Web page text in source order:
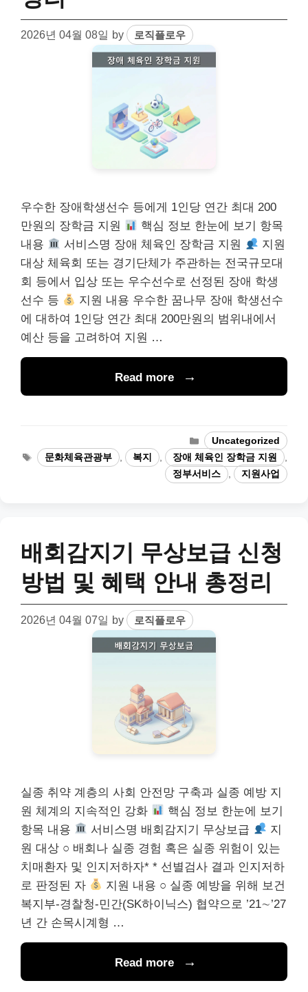
2026년 04월 08일 by 로직플로우
우수한 장애학생선수 등에게 1인당 연간 최대 200
만원의 장학금 지원
핵심 정보 한눈에 보기 항목
내용
서비스명 장애 체육인 장학금 지원
지원
대상 체육회 또는 경기단체가 주관하는 전국규모대
회 등에서 입상 또는 우수선수로 선정된 장애 학생
선수 등
지원 내용 우수한 꿈나무 장애 학생선수
에 대하여 1인당 연간 최대 200만원의 범위내에서
예산 등을 고려하여 지원 …
Read more
Categories
Uncategorized
Tags문화체육관광부 , 복지 , 장애 체육인 장학금 지원
,
정부서비스
, 지원사업
배회감지기 무상보급 신청
방법 및 혜택 안내 총정리
2026년 04월 07일 by 로직플로우
실종 취약 계층의 사회 안전망 구축과 실종 예방 지
원 체계의 지속적인 강화
핵심 정보 한눈에 보기
항목 내용
서비스명 배회감지기 무상보급
지
원 대상 ○ 배회나 실종 경험 혹은 실종 위험이 있는
치매환자 및 인지저하자* * 선별검사 결과 인지저하
로 판정된 자
지원 내용 ○ 실종 예방을 위해 보건
복지부-경찰청-민간(SK하이닉스) 협약으로 ’21∼’27
년 간 손목시계형 …
Read more